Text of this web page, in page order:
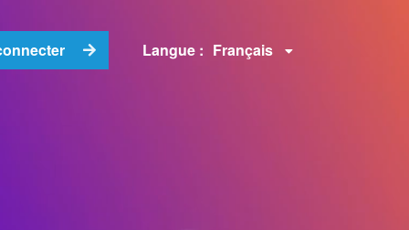
Langue : Français